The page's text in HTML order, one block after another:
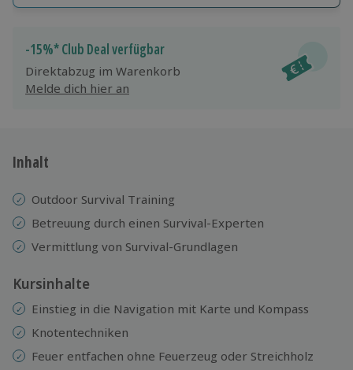
Jeder Gutschein für alle Erlebnisse einlösbar.
Maximale Sicherheit
10 Jahre gültig & verlängerbar.
-15%* Club Deal verfügbar
Direktabzug im Warenkorb
Melde dich hier an
Inhalt
Outdoor Survival Training
Betreuung durch einen Survival-Experten
Vermittlung von Survival-Grundlagen
Kursinhalte
Einstieg in die Navigation mit Karte und Kompass
Knotentechniken
Feuer entfachen ohne Feuerzeug oder Streichholz